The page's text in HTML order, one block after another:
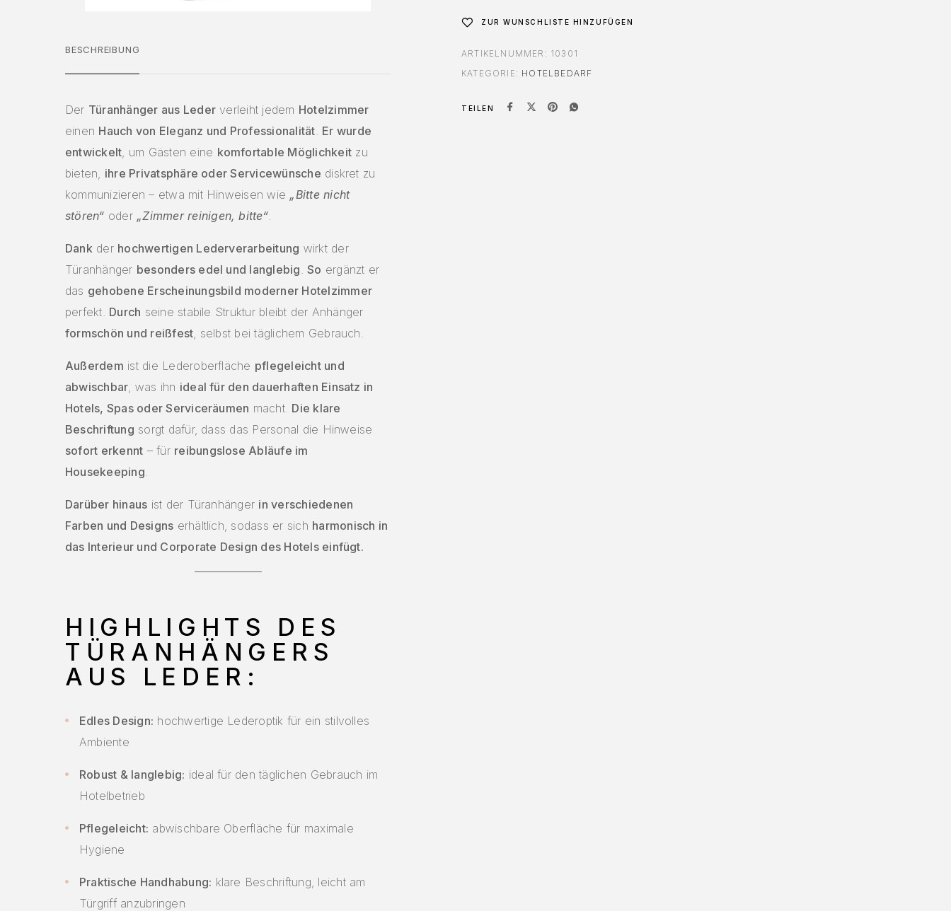
BESCHREIBUNG
Der Türanhänger aus Leder verleiht jedem Hotelzimmer
einen Hauch von Eleganz und Professionalität Er wurde
entwickelt , um Gästen eine komfortable Möglichkeit zu
bieten, ihre Privatsphäre oder Servicewünsche diskret zu
kommunizieren – etwa mit Hinweisen wie „Bitte nicht
stören“ oder „Zimmer reinigen, bitte“.
Dank der hochwertigen Lederverarbeitung wirkt der
Türanhänger besonders edel und langlebig .So ergänzt er
das gehobene Erscheinungsbild moderner Hotelzimmer
perfekt. Durch seine stabile Struktur bleibt der Anhänger
formschön und reißfest , selbst bei täglichem Gebrauch.
Außerdem ist die Lederoberfläche pflegeleicht und
abwischbar , was ihn ideal für den dauerhaften Einsatz in
Hotels, Spas oder Serviceräumen macht. Die klare
Beschriftung sorgt dafür, dass das Personal die Hinweise
sofort erkennt – für reibungslose Abläufe im
Housekeeping
Darüber hinaus ist der Türanhänger in verschiedenen
Farben und Designs erhältlich, sodass er sich harmonisch in
das Interieur und Corporate Design des Hotels einfügt.
HIGHLIGHTS DES
TÜRANHÄNGERS
AUS LEDER:
Edles Design: hochwertige Lederoptik für ein stilvolles
Ambiente
Robust & langlebig: ideal für den täglichen Gebrauch im
Hotelbetrieb
Pflegeleicht: abwischbare Oberfläche für maximale
Hygiene
Praktische Handhabung: klare Beschriftung, leicht am
Türgriff anzubringen
ZUR WUNSCHLISTE HINZUFÜGEN
ARTIKELNUMMER: 10301
KATEGORIE: HOTELBEDARF
TEILEN